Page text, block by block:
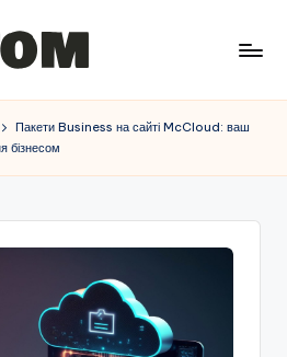
Пакети Business на сайті McCloud: ваш
бізнесом